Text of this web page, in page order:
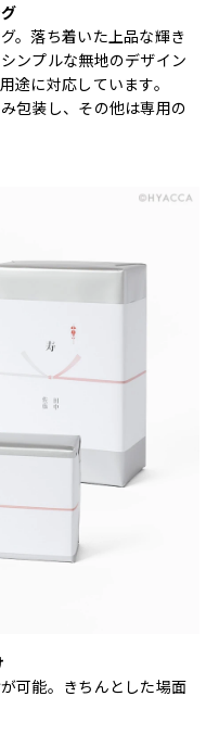
。落ち着いた上品な輝き
ンプルな無地のデザイン
途に対応しています。
包装し、その他は専用の
可能。きちんとした場面